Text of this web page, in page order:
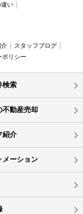
い
介
スタッフブログ
ポリシー
検索
不動産売却
紹介
メーション